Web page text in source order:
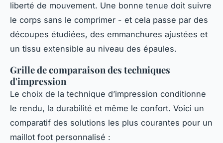
liberté de mouvement. Une bonne tenue doit suivre
le corps sans le comprimer - et cela passe par des
découpes étudiées, des emmanchures ajustées et
un tissu extensible au niveau des épaules.
Grille de comparaison des techniques
d'impression
Le choix de la technique d’impression conditionne
le rendu, la durabilité et même le confort. Voici un
comparatif des solutions les plus courantes pour un
maillot foot personnalisé :